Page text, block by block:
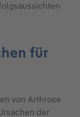
für
von Arthrose
der